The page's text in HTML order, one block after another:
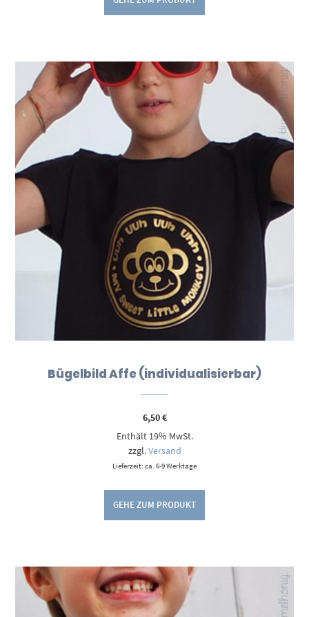
Bügelbild Affe (individualisierbar)
6,50€
Enthält 19% MwSt.
zzgl.Versand
Lieferzeit: ca. 6-9 Werktage
GEHE ZUM PRODUKT